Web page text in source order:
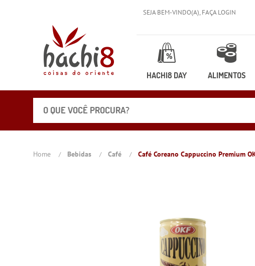
SEJA BEM-VINDO(A), FAÇA LOGIN
HACHI8 DAY ALIMENTOS
Home Bebidas Café Café Coreano Cappuccino Premium